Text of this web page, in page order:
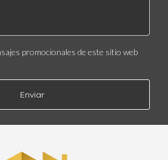
promocionales de este sitio web
Enviar